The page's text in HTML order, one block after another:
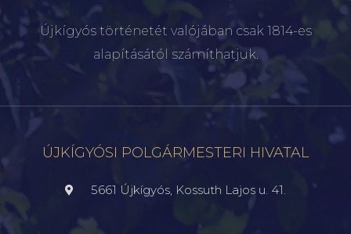
Újkígyós történetét valójában csak 1814-es
alapításától számíthatjuk.
ÚJKÍGYÓSI POLGÁRMESTERI HIVATAL
5661 Újkígyós, Kossuth Lajos u. 41.